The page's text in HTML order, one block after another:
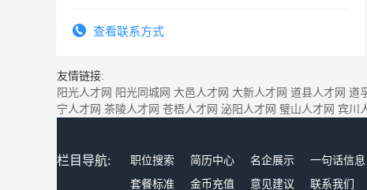
查看联系方式
友情链接:
阳光人才网 阳光同城网 大邑人才网 大新人才网 道县人才网 道
宁人才网 茶陵人才网 苍梧人才网 泌阳人才网 璧山人才网 宾川
栏目导航: 职位搜索 简历中心 名企展示 一句话信息
套餐标准
金币充值 意见建议 联系我们